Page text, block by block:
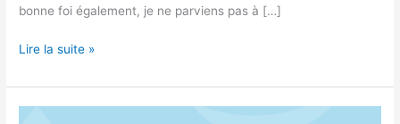
bonne foi également, je ne parviens pas à […]
Lire la suite »